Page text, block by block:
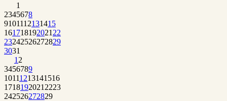
1
2345678
9101112131415
161718192021 22
23242526272829
3031
1 2
3456789
10111213141516
1718192021 2223
242526272829